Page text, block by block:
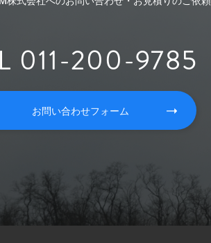
011-200-9785
お問い合わせフォーム